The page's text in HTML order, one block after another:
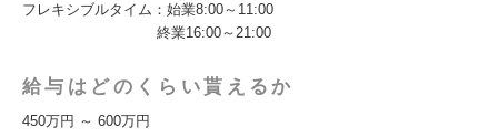
フレキシブルタイム：始業8:00～11:00
終業16:00～21:00
給与はどのくらい貰えるか
450万円 ～ 600万円